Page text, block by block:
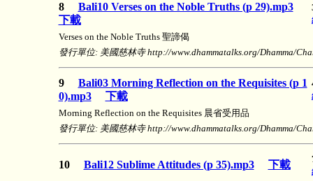
8 Bali10 Verses on the Noble Truths (p 29).mp3
下載
Verses on the Noble Truths 聖諦偈
發行單位: 美國慈林寺 http://www.dhammatalks.org/Dhamma/
9 Bali03 Morning Reflection on the Requisites (p 1
0).mp3
下載
Morning Reflection on the Requisites 晨省受用品
發行單位: 美國慈林寺 http://www.dhammatalks.org/Dhamma/
10 Bali12 Sublime Attitudes (p 35).mp3 下載